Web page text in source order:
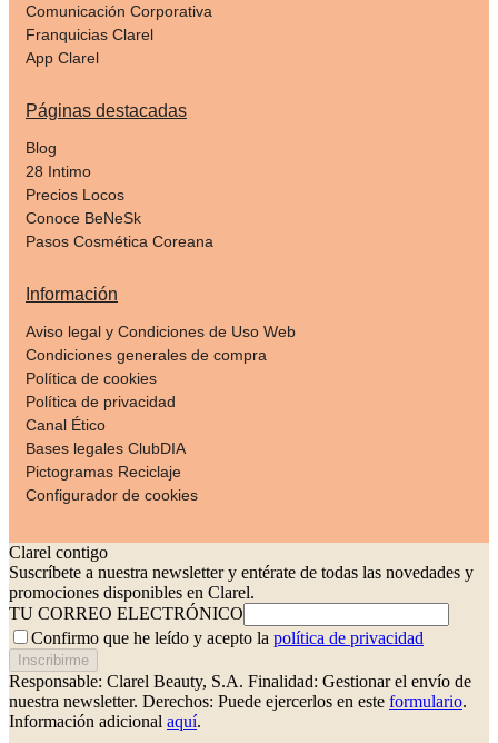
Comunicación Corporativa
Franquicias Clarel
App Clarel
Páginas destacadas
Blog
28 Intimo
Precios Locos
Conoce BeNeSk
Pasos Cosmética Coreana
Información
Aviso legal y Condiciones de Uso Web
Condiciones generales de compra
Política de cookies
Política de privacidad
Canal Ético
Bases legales ClubDIA
Pictogramas Reciclaje
Configurador de cookies
Clarel contigo
Suscríbete a nuestra newsletter y entérate de todas las novedades y
promociones disponibles en Clarel.
TU CORREO ELECTRÓNICO
Confirmo que he leído y acepto la política de privacidad
Inscribirme
Responsable: Clarel Beauty, S.A. Finalidad: Gestionar el envío de
nuestra newsletter. Derechos: Puede ejercerlos en este formulario.
Información adicional aquí.